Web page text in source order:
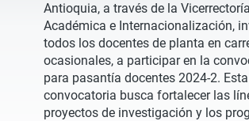
Antioquia, a través de la Vicerrectoría
Académica e Internacionalización,
todos los docentes de planta en
ocasionales, a participar en la
para pasantía docentes 2024-2. Esta
convocatoria busca fortalecer las
proyectos de investigación y los